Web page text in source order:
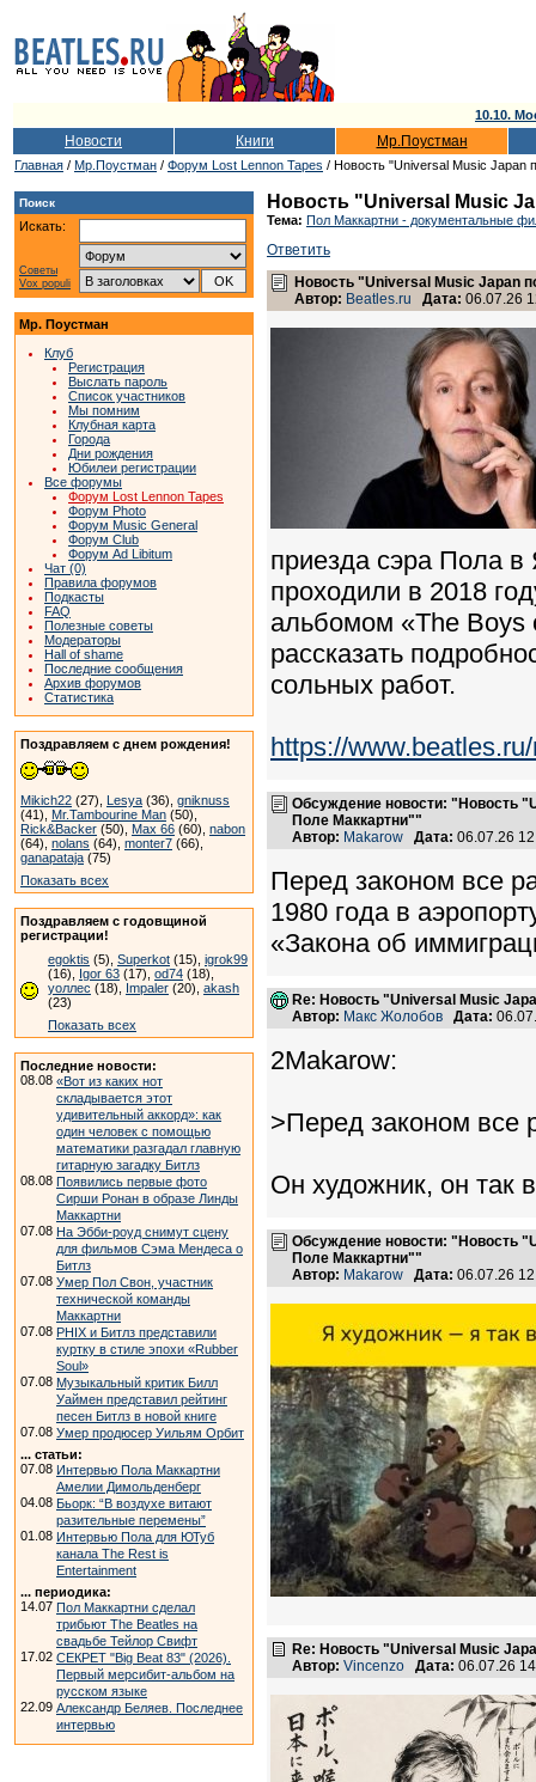
10.10.
Новости Книги Мр.Поустман
Главная / Мр.Поустман / Форум Lost Lennon Tapes / Новость "Universal Music Japan
Поиск
Искать:
Советы
Vox populi
Мр. Поустман
Клуб
Регистрация
Выслать пароль
Список участников
Мы помним
Клубная карта
Города
Дни рождения
Юбилеи регистрации
Все форумы
Форум Lost Lennon Tapes
Форум Photo
Форум Music General
Форум Club
Форум Ad Libitum
Чат (0)
Правила форумов
Подкасты
FAQ
Полезные советы
Модераторы
Hall of shame
Последние сообщения
Архив форумов
Статистика
Поздравляем с днем рождения!
Mikich22 (27), Lesya (36), gniknuss
(41), Mr.Tambourine Man (50),
Rick&Backer (50), Max 66 (60), nabon
(64), nolans (64), monter7 (66),
ganapataja (75)
Показать всех
Поздравляем с годовщиной
регистрации!
egoktis (5), Superkot (15), igrok99
(16), Igor 63 (17), od74 (18),
уоллес (18), Impaler (20), akash
(23)
Показать всех
Последние новости:
08.08 «Вот из каких нот
складывается этот
удивительный аккорд»: как
один человек с помощью
математики разгадал главную
гитарную загадку Битлз
08.08 Появились первые фото
Сирши Ронан в образе Линды
Маккартни
07.08 На Эбби-роуд снимут сцену
для фильмов Сэма Мендеса о
Битлз
07.08 Умер Пол Свон, участник
технической команды
Маккартни
07.08 PHIX и Битлз представили
куртку в стиле эпохи «Rubber
Soul»
07.08 Музыкальный критик Билл
Уаймен представил рейтинг
песен Битлз в новой книге
07.08 Умер продюсер Уильям Орбит
... статьи:
07.08 Интервью Пола Маккартни
Амелии Димольденберг
04.08 Бьорк: “В воздухе витают
разительные перемены”
01.08 Интервью Пола для ЮТуб
канала The Rest is
Entertainment
... периодика:
14.07 Пол Маккартни сделал
трибьют The Beatles на
свадьбе Тейлор Свифт
17.02 СЕКРЕТ "Big Beat 83" (2026).
Первый мерсибит-альбом на
русском языке
22.09 Александр Беляев. Последнее
интервью
Новость "Universal Music
Тема: Пол Маккартни - документальные
Ответить
Новость "Universal Music Japan
Автор: Beatles.ru Дата: 06.07.26
приезда сэра Пола в
проходили в 2018
альбомом «The Boys
рассказать
сольных работ.
https://
Обсуждение новости: "Новость
Поле Маккартни""
Автор: Makarow Дата: 06.07.26
Перед законом все
1980 года в
«Закона об
Re: Новость "Universal Music
Автор: Макс Жолобов Дата:
2Makarow:
>Перед законом все
Он художник, он так
Обсуждение новости: "Новость
Поле Маккартни""
Автор: Makarow Дата: 06.07.26
Re: Новость "Universal Music
Автор: Vincenzo Дата: 06.07.26